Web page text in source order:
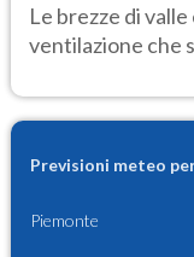
Le brezze di
ventilazione che
Previsioni meteo
Piemonte